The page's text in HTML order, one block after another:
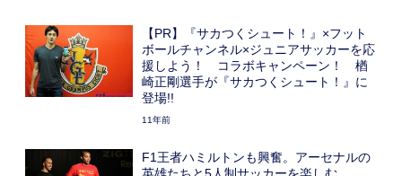
【PR】『サカつくシュート！』×フット
ボールチャンネル×ジュニアサッカーを応
援しよう！ コラボキャンペーン！ 楢
崎正剛選手が『サカつくシュート！』に
登場!!
11年前
F1王者ハミルトンも興奮。アーセナルの